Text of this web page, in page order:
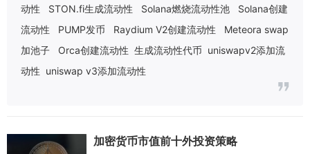
动性
STON.fi生成流动性 Solana燃烧流动性池
Solana创建
流动性
PUMP发币 Raydium V2创建流动性
Meteora swap
加池子
Orca创建流动性 生成流动性代币 uniswapv2添加流
动性 uniswap v3添加流动性
加密货币市值前十外投资策略